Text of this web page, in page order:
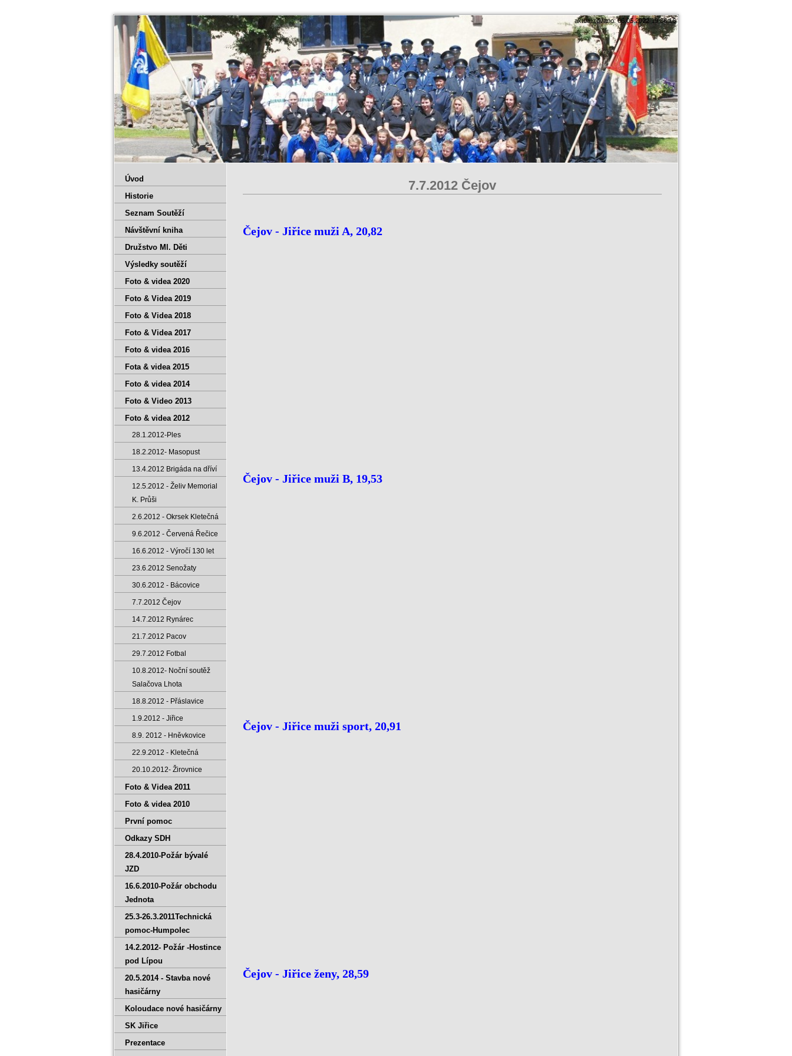
aktualizováno: 06.05.2022 19:36:16
7.7.2012 Čejov
Čejov - Jiřice muži A, 20,82
Čejov - Jiřice muži B, 19,53
Čejov - Jiřice muži sport, 20,91
Čejov - Jiřice ženy, 28,59
Úvod
Historie
Seznam Soutěží
Návštěvní kniha
Družstvo Ml. Děti
Výsledky soutěží
Foto & videa 2020
Foto & Videa 2019
Foto & Videa 2018
Foto & Videa 2017
Foto & videa 2016
Fota & videa 2015
Foto & videa 2014
Foto & Video 2013
Foto & videa 2012
28.1.2012-Ples
18.2.2012- Masopust
13.4.2012 Brigáda na dříví
12.5.2012 - Želiv Memorial
K. Průši
2.6.2012 - Okrsek Kletečná
9.6.2012 - Červená Řečice
16.6.2012 - Výročí 130 let
23.6.2012 Senožaty
30.6.2012 - Bácovice
7.7.2012 Čejov
14.7.2012 Rynárec
21.7.2012 Pacov
29.7.2012 Fotbal
10.8.2012- Noční soutěž
Salačova Lhota
18.8.2012 - Přáslavice
1.9.2012 - Jiřice
8.9. 2012 - Hněvkovice
22.9.2012 - Kletečná
20.10.2012- Žirovnice
Foto & Videa 2011
Foto & videa 2010
První pomoc
Odkazy SDH
28.4.2010-Požár bývalé
JZD
16.6.2010-Požár obchodu
Jednota
25.3-26.3.2011Technická
pomoc-Humpolec
14.2.2012- Požár -Hostince
pod Lípou
20.5.2014 - Stavba nové
hasičárny
Koloudace nové hasičárny
SK Jiřice
Prezentace